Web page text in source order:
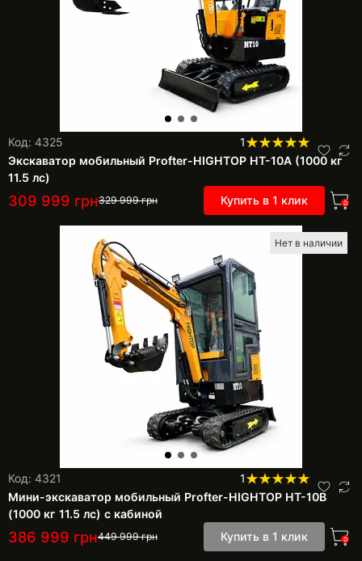
Код: 4325
1
Экскаватор мобильный Profter-HIGHTOP HT-10А (1000 кг
11.5 лс)
309 999 грн329 999грн Купить в 1 клик 0
Нет в наличии
Код: 4321
1
Мини-экскаватор мобильный Profter-HIGHTOP HT-10B
(1000 кг 11.5 лс) с кабиной
386 999 грн449 999грн Купить в 1 клик 0